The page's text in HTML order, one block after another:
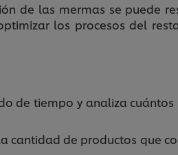
de las mermas se puede
los procesos del
de tiempo y analiza
cantidad de productos que